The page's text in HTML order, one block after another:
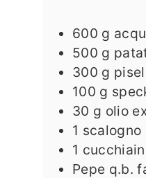
600 g
500 g
300 g
100 g
30 g olio
1 scalogno
1
Pepe q.b.